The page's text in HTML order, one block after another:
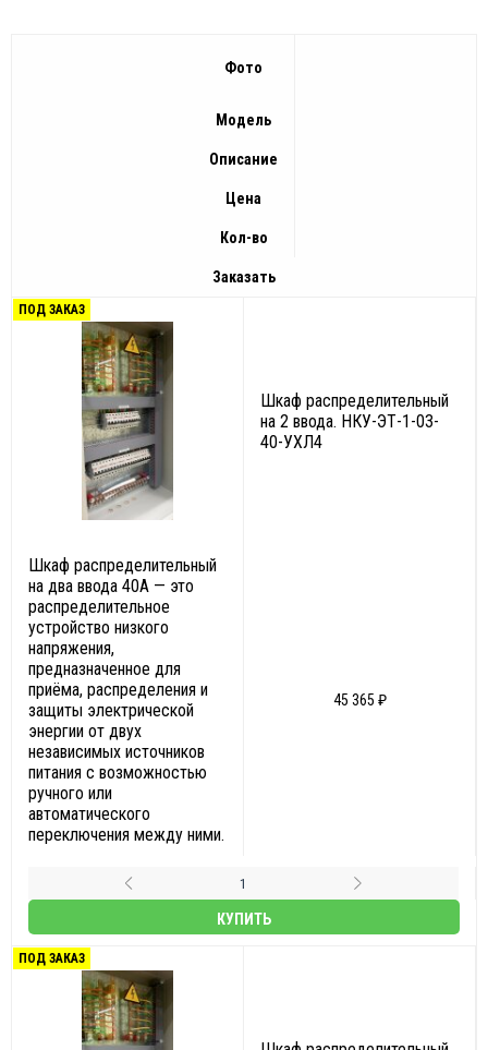
Фото
Модель
Описание
Цена
Кол-во
Заказать
ПОД ЗАКАЗ
Шкаф распределительный
на 2 ввода. НКУ-ЭТ-1-03-
40-УХЛ4
Шкаф распределительный
на два ввода 40А — это
распределительное
устройство низкого
напряжения,
предназначенное для
приёма, распределения и
защиты электрической
энергии от двух
независимых источников
питания с возможностью
ручного или
автоматического
переключения между ними.
45 365 ₽
КУПИТЬ
ПОД ЗАКАЗ